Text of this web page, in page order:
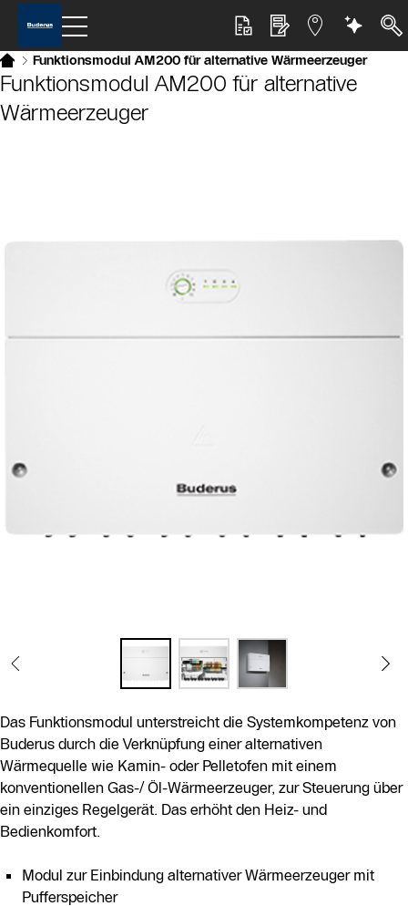
Funktionsmodul AM200 für alternative Wärmeerzeuger
Slider Bildergalerie
Funktionsmodul AM200 für alternative
Wärmeerzeuger
Das Funktionsmodul unterstreicht die Systemkompetenz von
Buderus durch die Verknüpfung einer alternativen
Wärmequelle wie Kamin- oder Pelletofen mit einem
konventionellen Gas-/ Öl-Wärmeerzeuger, zur Steuerung über
ein einziges Regelgerät. Das erhöht den Heiz- und
Bedienkomfort.
Modul zur Einbindung alternativer Wärmeerzeuger mit
Pufferspeicher